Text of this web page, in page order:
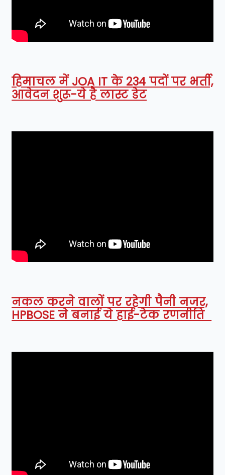
हिमाचल में JOA IT के 234 पदों पर भर्ती,
आवेदन शुरू-ये है लास्ट डेट
नकल करने वालों पर रहेगी पैनी नजर,
HPBOSE ने बनाई ये हाई-टेक रणनीति